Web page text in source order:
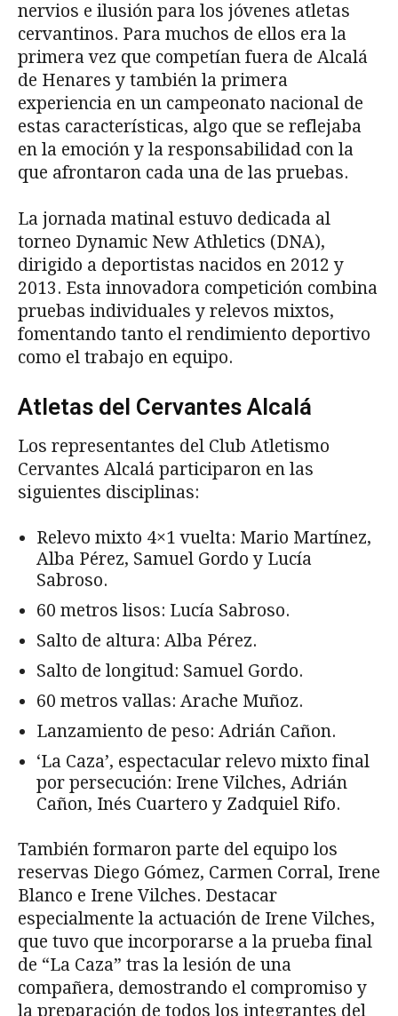
nervios e ilusión para los jóvenes atletas
cervantinos. Para muchos de ellos era la
primera vez que competían fuera de Alcalá
de Henares y también la primera
experiencia en un campeonato nacional de
estas características, algo que se reflejaba
en la emoción y la responsabilidad con la
que afrontaron cada una de las pruebas.
La jornada matinal estuvo dedicada al
torneo Dynamic New Athletics (DNA),
dirigido a deportistas nacidos en 2012 y
2013. Esta innovadora competición combina
pruebas individuales y relevos mixtos,
fomentando tanto el rendimiento deportivo
como el trabajo en equipo.
Atletas del Cervantes Alcalá
Los representantes del Club Atletismo
Cervantes Alcalá participaron en las
siguientes disciplinas:
Relevo mixto 4×1 vuelta: Mario Martínez,
Alba Pérez, Samuel Gordo y Lucía
Sabroso.
60 metros lisos: Lucía Sabroso.
Salto de altura: Alba Pérez.
Salto de longitud: Samuel Gordo.
60 metros vallas: Arache Muñoz.
Lanzamiento de peso: Adrián Cañon.
‘La Caza’, espectacular relevo mixto final
por persecución: Irene Vilches, Adrián
Cañon, Inés Cuartero y Zadquiel Rifo.
También formaron parte del equipo los
reservas Diego Gómez, Carmen Corral, Irene
Blanco e Irene Vilches. Destacar
especialmente la actuación de Irene Vilches,
que tuvo que incorporarse a la prueba final
de “La Caza” tras la lesión de una
compañera, demostrando el compromiso y
la preparación de todos los integrantes del